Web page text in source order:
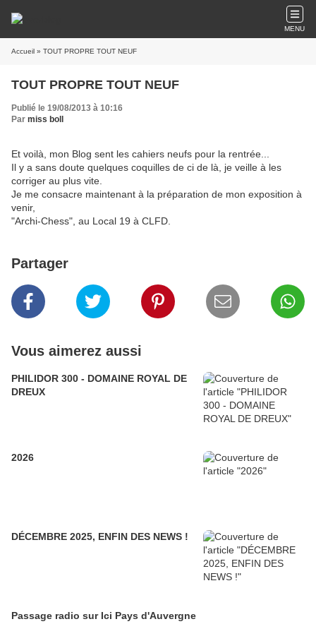
MENU
Accueil » TOUT PROPRE TOUT NEUF
TOUT PROPRE TOUT NEUF
Publié le 19/08/2013 à 10:16
Par miss boll
Et voilà, mon Blog sent les cahiers neufs pour la rentrée...
Il y a sans doute quelques coquilles de ci de là, je veille à les
corriger au plus vite.
Je me consacre maintenant à la préparation de mon exposition à
venir,
"Archi-Chess", au Local 19 à CLFD.
Partager
Vous aimerez aussi
PHILIDOR 300 - DOMAINE ROYAL DE
DREUX
2026
DÉCEMBRE 2025, ENFIN DES NEWS !
Passage radio sur Ici Pays d'Auvergne